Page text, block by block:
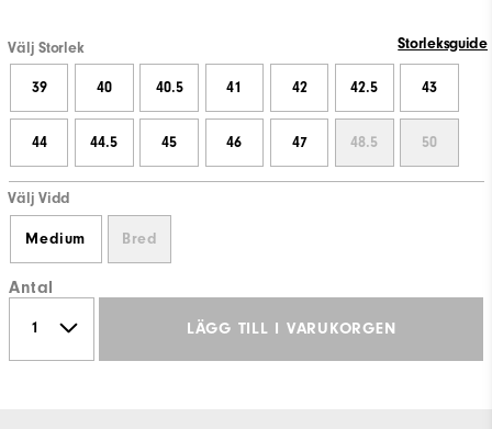
Välj Storlek Storleksguide
39 40 40.5 41 42 42.5 43
44 44.5 45 46 47 48.5 50
Välj Vidd
Medium Bred
Antal
LÄGG TILL I VARUKORGEN